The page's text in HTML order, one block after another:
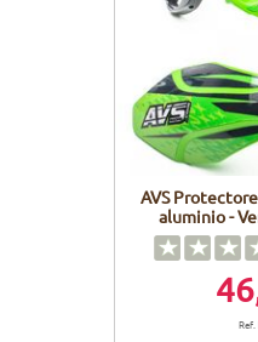
AVS
aluminio -